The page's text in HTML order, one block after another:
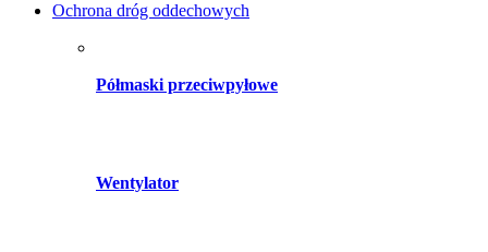
Ochrona dróg oddechowych
Półmaski przeciwpyłowe
Wentylator